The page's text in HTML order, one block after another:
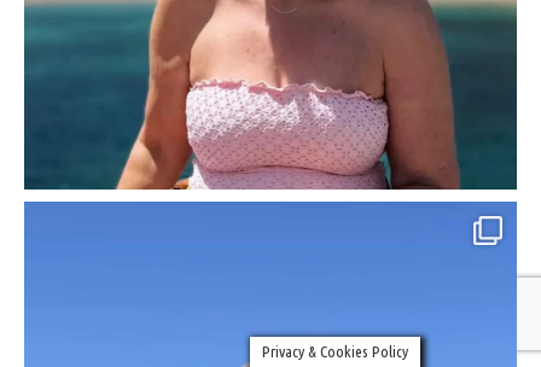
Privacy & Cookies Policy